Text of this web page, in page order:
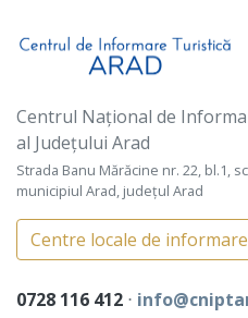
Centrul Național de
al Județului Arad
Strada Banu Mărăcine nr. 22, bl.1,
municipiul Arad, județul Arad
Centre locale de
0728 116 412 ⋅